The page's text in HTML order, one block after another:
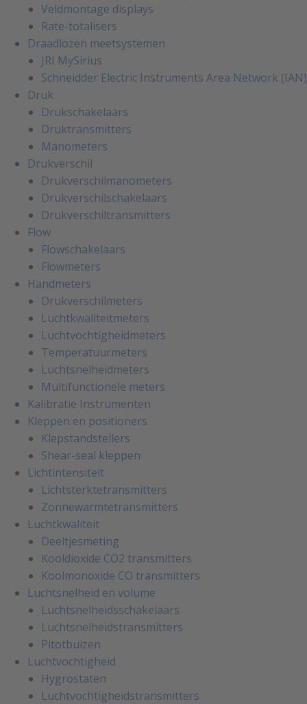
Veldmontage displays
Rate-totalisers
Draadlozen meetsystemen
JRI MySirius
Schneidder Electric Instruments Area Network (IAN)
Druk
Drukschakelaars
Druktransmitters
Manometers
Drukverschil
Drukverschilmanometers
Drukverschilschakelaars
Drukverschiltransmitters
Flow
Flowschakelaars
Flowmeters
Handmeters
Drukverschilmeters
Luchtkwaliteitmeters
Luchtvochtigheidmeters
Temperatuurmeters
Luchtsnelheidmeters
Multifunctionele meters
Kalibratie Instrumenten
Kleppen en positioners
Klepstandstellers
Shear-seal kleppen
Lichtintensiteit
Lichtsterktetransmitters
Zonnewarmtetransmitters
Luchtkwaliteit
Deeltjesmeting
Kooldioxide CO2 transmitters
Koolmonoxide CO transmitters
Luchtsnelheid en volume
Luchtsnelheidsschakelaars
Luchtsnelheidstransmitters
Pitotbuizen
Luchtvochtigheid
Hygrostaten
Luchtvochtigheidstransmitters